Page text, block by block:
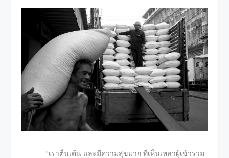
“เราตื่นเต้น และมีความสุขมาก ที่เห็นเหล่าผู้เข้าร่วม